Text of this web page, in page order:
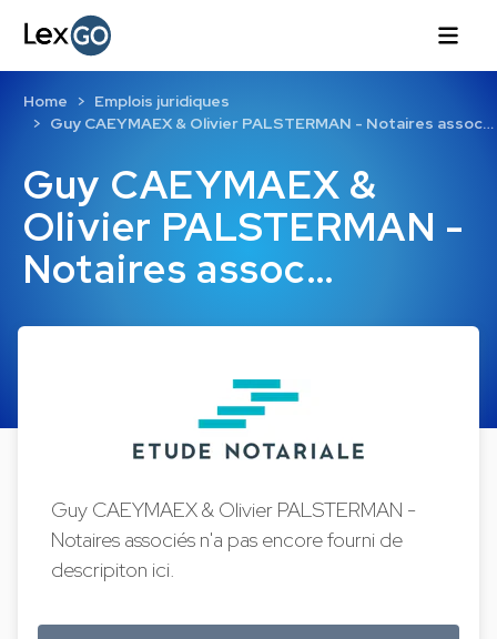
Guy CAEYMAEX &
Olivier PALSTERMAN -
Notaires assoc…
Home
Emplois juridiques
Guy CAEYMAEX & Olivier PALSTERMAN - Notaires assoc…
Guy CAEYMAEX & Olivier PALSTERMAN -
Notaires associés n'a pas encore fourni de
descripiton ici.